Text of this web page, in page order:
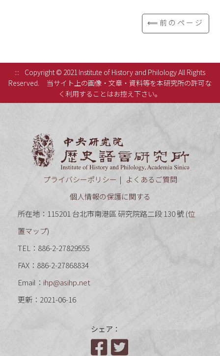
⟸前のページ
:::
Copyright © 2021 Institute of History and Philology All Rights
Reserved.
当サイト上の画像・文章・資料等を本研究所の許可な
く利用することはお控え下さい。
プライバシーポリシー
よくあるご質問
個人情報の保護に関する
所在地：115201 台北市南港區 研究院路二段 130 號 (位
置マップ)
TEL：886-2-27829555
FAX：886-2-27868834
Email： ihp@asihp.net
更新：2021-06-16
シェア：
Facebook